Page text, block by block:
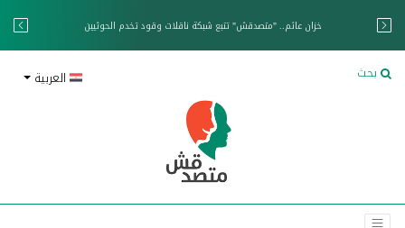
خزان عائم.. "متصدقش" تتبع شبكة ناقلات وقود تخدم الحوثيين
بحث العربية